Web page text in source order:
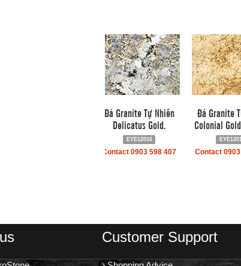
Đá Granite Tự Nhiên
Delicatus Gold.
EYE12016
Contact 0903 598 407
Đá Granite
Colonial
Contact
Customer Support